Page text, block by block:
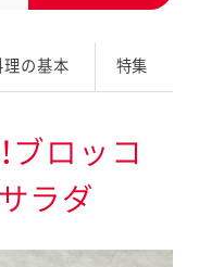
理の基本 特集
b
i
ブロッコ
ラダ